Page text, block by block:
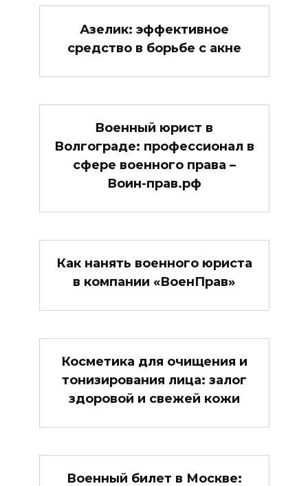
Азелик: эффективное
средство в борьбе с акне
Военный юрист в
Волгограде: профессионал в
сфере военного права –
Воин-прав.рф
Как нанять военного юриста
в компании «ВоенПрав»
Косметика для очищения и
тонизирования лица: залог
здоровой и свежей кожи
Военный билет в Москве: